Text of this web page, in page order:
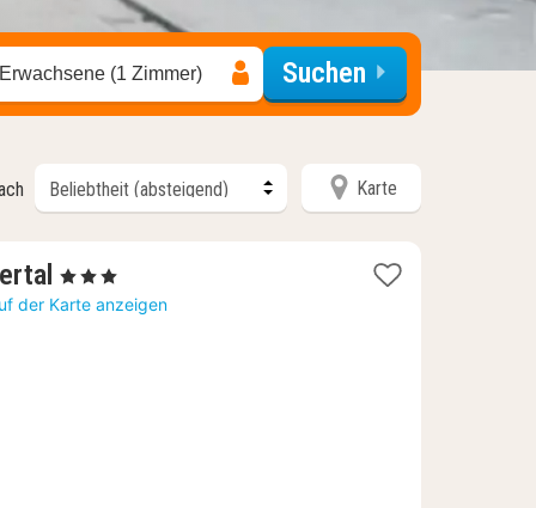
(1 Zimmer) Suchen
Karte
1
Nacht
, 3 Sterne
der Karte anzeigen